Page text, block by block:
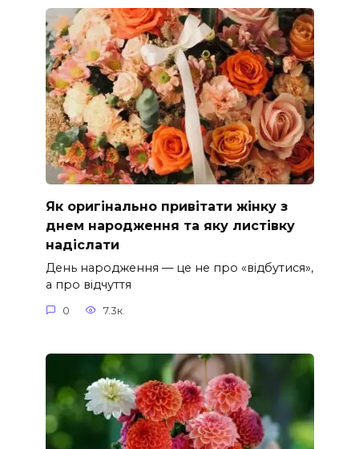
Як оригінально привітати жінку з
днем народження та яку листівку
надіслати
День народження — це не про «відбутися»,
а про відчуття
0 7.3к.